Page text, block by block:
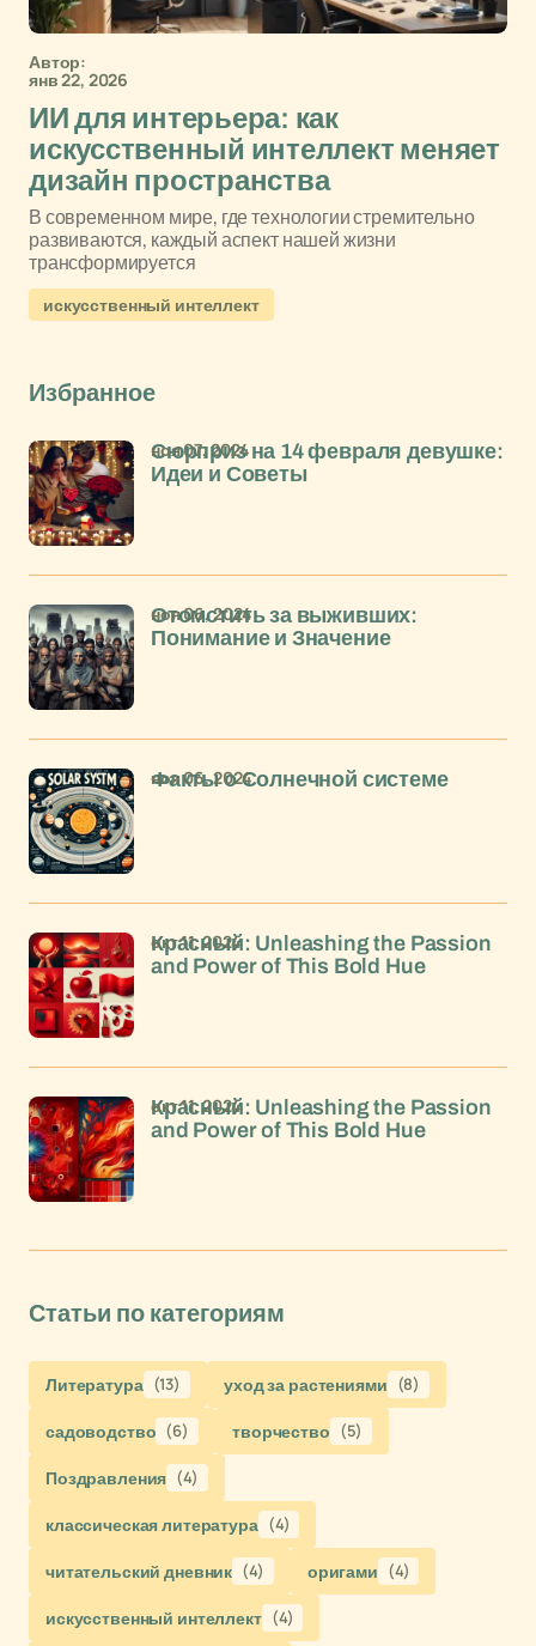
Автор:
янв 22, 2026
ИИ для интерьера: как
искусственный интеллект меняет
дизайн пространства
В современном мире, где технологии стремительно
развиваются, каждый аспект нашей жизни
трансформируется
искусственный интеллект
Избранное
Сюрприз на 14 февраля девушке:
Идеи и Советы
ноя 07, 2024
Отомстить за выживших:
Понимание и Значение
ноя 06, 2024
Факты о Солнечной системе
ноя 06, 2024
Красный: Unleashing the Passion
and Power of This Bold Hue
окт 11, 2024
Красный: Unleashing the Passion
and Power of This Bold Hue
окт 11, 2024
Статьи по категориям
Литература (13) уход за растениями (8)
садоводство (6) творчество (5)
Поздравления (4)
классическая литература (4)
читательский дневник (4) оригами (4)
искусственный интеллект (4)